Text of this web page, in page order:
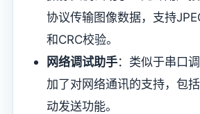
协议传输图像数据，支持
和CRC校验。
网络调试助手：类似于串口
加了对网络通讯的支持，包
动发送功能。